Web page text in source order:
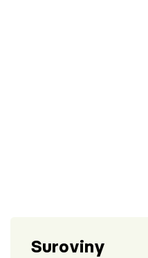
Suroviny